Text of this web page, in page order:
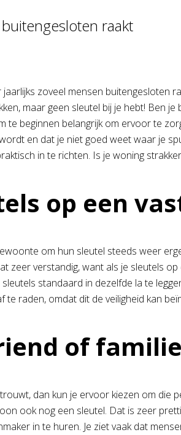
raakt
zoveel mensen buitengesloten
maar geen sleutel bij je hebt! Ben
te beginnen belangrijk om ervoor te
en dat je niet goed weet waar je
in te richten. Is je woning
op een
om hun sleutel steeds weer
zeer verstandig, want als je sleutels
standaard in dezelfde la te
te raden, omdat dit de veiligheid kan
of
dan kun je ervoor kiezen om
ook nog een sleutel. Dat is zeer
in te huren. Je ziet vaak dat